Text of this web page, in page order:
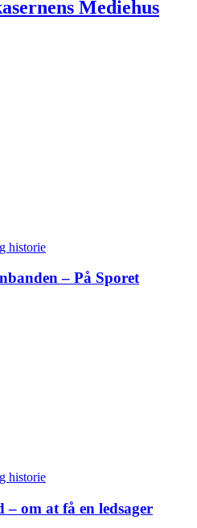
Mediehus
historie
– På Sporet
historie
om at få en ledsager